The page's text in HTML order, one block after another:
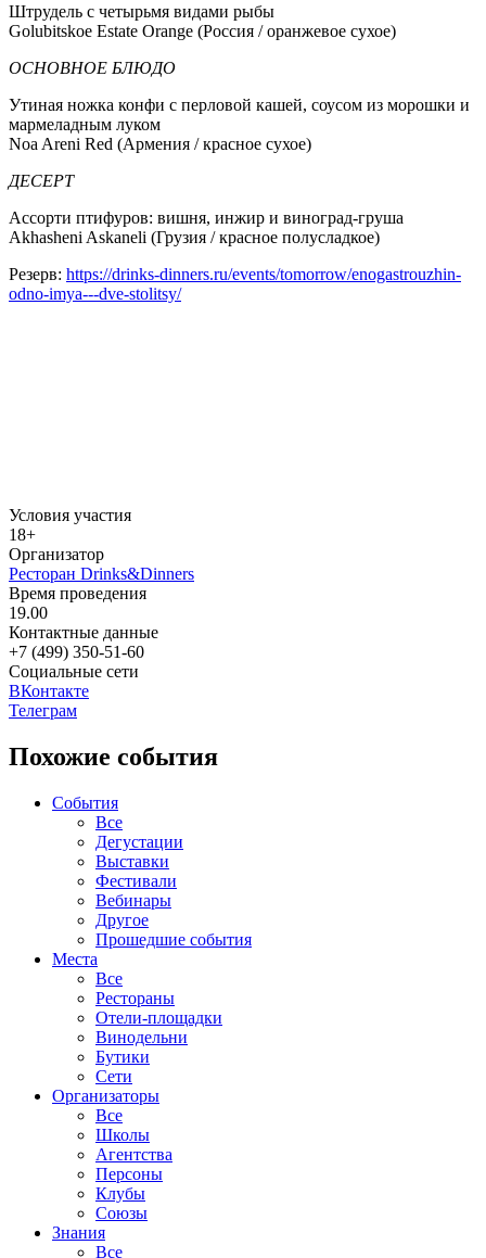
Штрудель с четырьмя видами рыбы
Golubitskoe Estate Orange (Россия / оранжевое сухое)
ОСНОВНОЕ БЛЮДО
Утиная ножка конфи с перловой кашей, соусом из морошки и
мармеладным луком
Noa Areni Red (Армения / красное сухое)
ДЕСЕРТ
Ассорти птифуров: вишня, инжир и виноград-груша
Akhasheni Askaneli (Грузия / красное полусладкое)
Резерв: https://drinks-dinners.ru/events/tomorrow/enogastrouzhin-
odno-imya---dve-stolitsy/
Условия участия
18+
Организатор
Ресторан Drinks&Dinners
Время проведения
19.00
Контактные данные
+7 (499) 350-51-60
Социальные сети
ВКонтакте
Телеграм
Похожие события
События
Все
Дегустации
Выставки
Фестивали
Вебинары
Другое
Прошедшие события
Места
Все
Рестораны
Отели-площадки
Винодельни
Бутики
Сети
Организаторы
Все
Школы
Агентства
Персоны
Клубы
Союзы
Знания
Все